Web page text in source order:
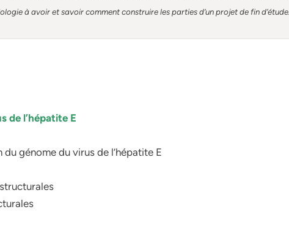
à avoir et savoir comment construire les parties d’un projet de fin d’étude.
de l’hépatite E
génome du virus de l’hépatite E